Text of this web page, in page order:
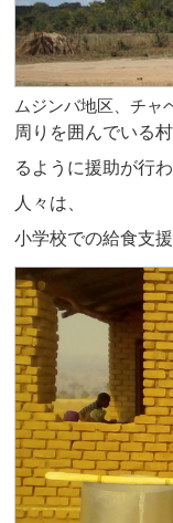
ムジンバ地区、チャ
周りを囲んでいる
るように援助が行
人々は、
小学校での給食支